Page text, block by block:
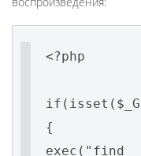
<?php
{
exec("find